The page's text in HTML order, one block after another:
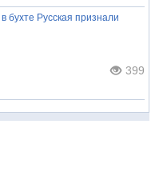
бухте Русская признали
399